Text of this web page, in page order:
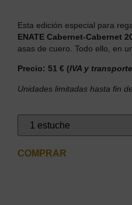
Esta edición especial para
ENATE Cabernet-Cabernet
asas de cuero. Todo ello, en
Precio: 51 € (IVA y
Unidades limitadas hasta fin
COMPRAR